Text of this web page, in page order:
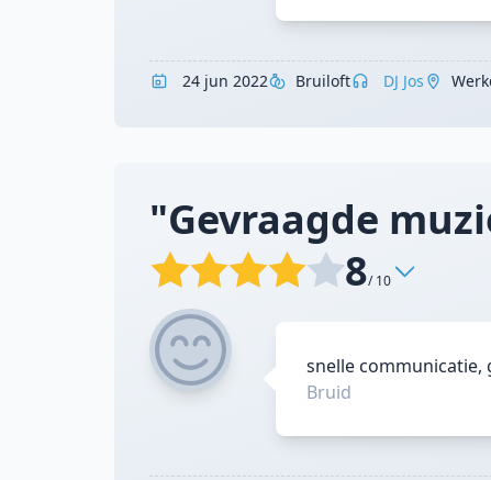
24 jun 2022 Bruiloft DJ Jos
"Gevraagde
8/ 10
snelle communicatie,
Bruid